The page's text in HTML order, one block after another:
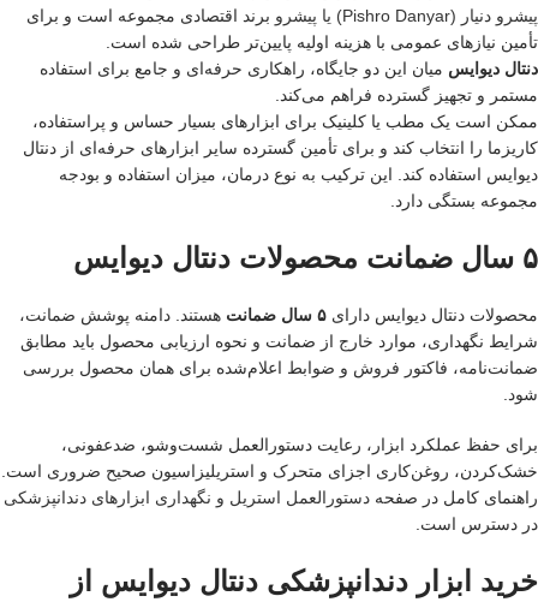
پیشرو دنیار (Pishro Danyar) یا پیشرو
برند اقتصادی مجموعه است و برای
تأمین نیازهای عمومی با هزینه اولیه پایین‌تر طراحی شده است.
دنتال دیوایس میان این دو جایگاه، راهکاری حرفه‌ای و جامع برای استفاده
مستمر و تجهیز گسترده فراهم می‌کند.
ممکن است یک مطب یا کلینیک برای ابزارهای بسیار حساس و پراستفاده،
کاریزما را انتخاب کند و برای تأمین گسترده سایر ابزارهای حرفه‌ای از دنتال
دیوایس استفاده کند. این ترکیب به نوع درمان، میزان استفاده و بودجه
مجموعه بستگی دارد.
۵ سال ضمانت محصولات دنتال دیوایس
محصولات دنتال دیوایس دارای ۵ سال ضمانت
هستند. دامنه پوشش ضمانت،
شرایط نگهداری، موارد خارج از ضمانت و نحوه ارزیابی محصول باید مطابق
ضمانت‌نامه، فاکتور فروش و ضوابط اعلام‌شده برای همان محصول بررسی
شود.
برای حفظ عملکرد ابزار، رعایت دستورالعمل شست‌وشو، ضدعفونی،
خشک‌کردن، روغن‌کاری اجزای متحرک و استریلیزاسیون صحیح ضروری است.
راهنمای کامل در صفحه دستورالعمل استریل و نگهداری ابزارهای دندانپزشکی
در دسترس است.
خرید ابزار دندانپزشکی دنتال دیوایس از